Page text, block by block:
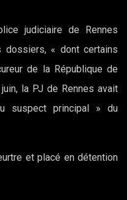
judiciaire de Rennes
dossiers, « dont certains
de la République de
la PJ de Rennes avait
suspect principal » du
et placé en détention